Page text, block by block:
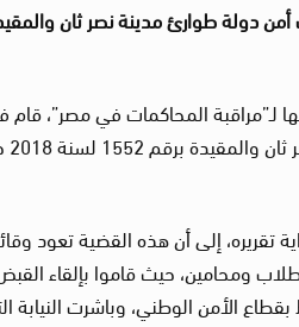
المحاكمات في مصر”،
إلى أن هذه القضية تعود